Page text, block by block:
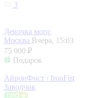
3
Девочка мопс
Москва Вчера, 15:03
75 000 ₽
Подарок
АйронФист / IronFist
Заводчик